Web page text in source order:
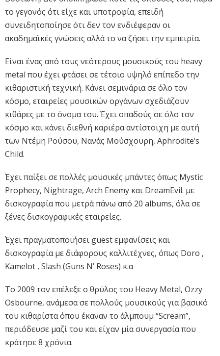
το γεγονός ότι είχε και υποτροφία, επειδή
συνειδητοποίησε ότι δεν τον ενδιέφεραν οι
ακαδημαϊκές γνώσεις αλλά το να ζήσει την εμπειρία.
Είναι ένας από τους νεότερους μουσικούς του heavy
metal που έχει φτάσει σε τέτοιο υψηλό επίπεδο την
κιθαριστική τεχνική. Κάνει σεμινάρια σε όλο τον
κόσμο, εταιρείες μουσικών οργάνων σχεδιάζουν
κιθάρες με το όνομα του. Έχει οπαδούς σε όλο τον
κόσμο και κάνει διεθνή καριέρα αντίστοιχη με αυτή
των Ντέμη Ρούσου, Νανάς Μούσχουρη, Aphrodite’s
Child.
Έχει παίξει σε πολλές μουσικές μπάντες όπως Mystic
Prophecy, Nightrage, Arch Enemy και DreamEvil. με
δισκογραφία που μετρά πάνω από 20 albums, όλα σε
ξένες δισκογραφικές εταιρείες.
Έχει πραγματοποιήσει guest εμφανίσεις και
δισκογραφία με διάφορους καλλιτέχνες, όπως Doro ,
Kamelot , Slash (Guns N’ Roses) κ.α
Το 2009 τον επέλεξε ο θρύλος του Heavy Metal, Ozzy
Osbourne, ανάμεσα σε πολλούς μουσικούς για βασικό
του κιθαρίστα όπου έκαναν το άλμπουμ “Scream”,
περιόδευσε μαζί του και είχαν μία συνεργασία που
κράτησε 8 χρόνια.